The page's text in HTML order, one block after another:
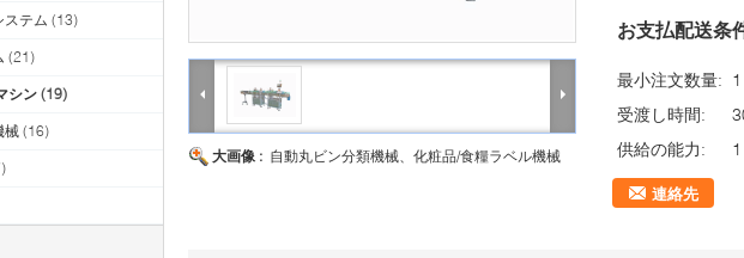
ステム (13)
(21)
シン (19)
械 (16)
大画像 : 自動丸ビン分類機械、化粧品/食糧ラベル機械
お支払配送条
最小注文数量:
受渡し時間:
供給の能力:
連絡先